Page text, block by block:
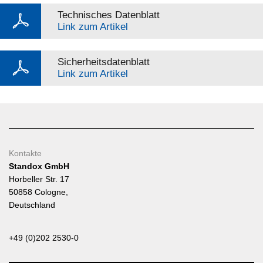
Technisches Datenblatt
Link zum Artikel
Sicherheitsdatenblatt
Link zum Artikel
Kontakte
Standox GmbH
Horbeller Str. 17
50858 Cologne,
Deutschland
+49 (0)202 2530-0